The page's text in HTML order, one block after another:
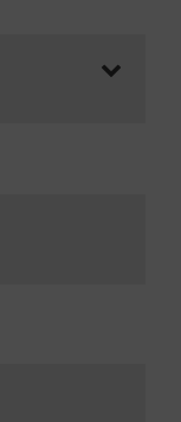
Kursgebühr
die
oder